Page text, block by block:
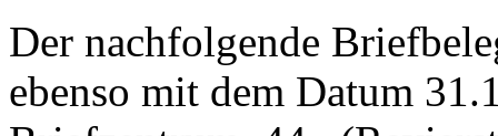
Der nachfolgende
ebenso mit dem Datum